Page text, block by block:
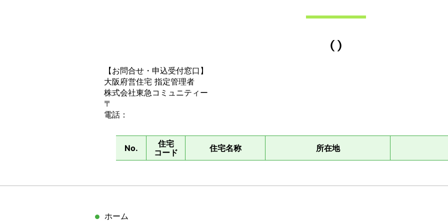
（）
【お問合せ・申込受付窓口】
大阪府営住宅 指定管理者
株式会社東急コミュニティー
〒
電話：
No.
住宅
コード
住宅名称 所在地
サ ホーム